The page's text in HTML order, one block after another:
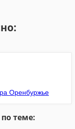
Оренбуржье
теме: